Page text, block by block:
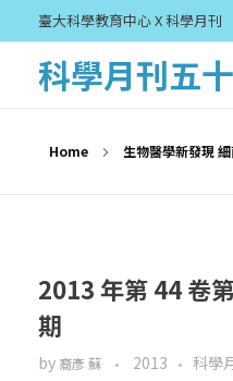
臺大科學教育中心 X 科學月刊
科學月刊五
Home 生物醫學新發現
2013 年第 44 卷
期
by 裔彥 蘇 2013 科學